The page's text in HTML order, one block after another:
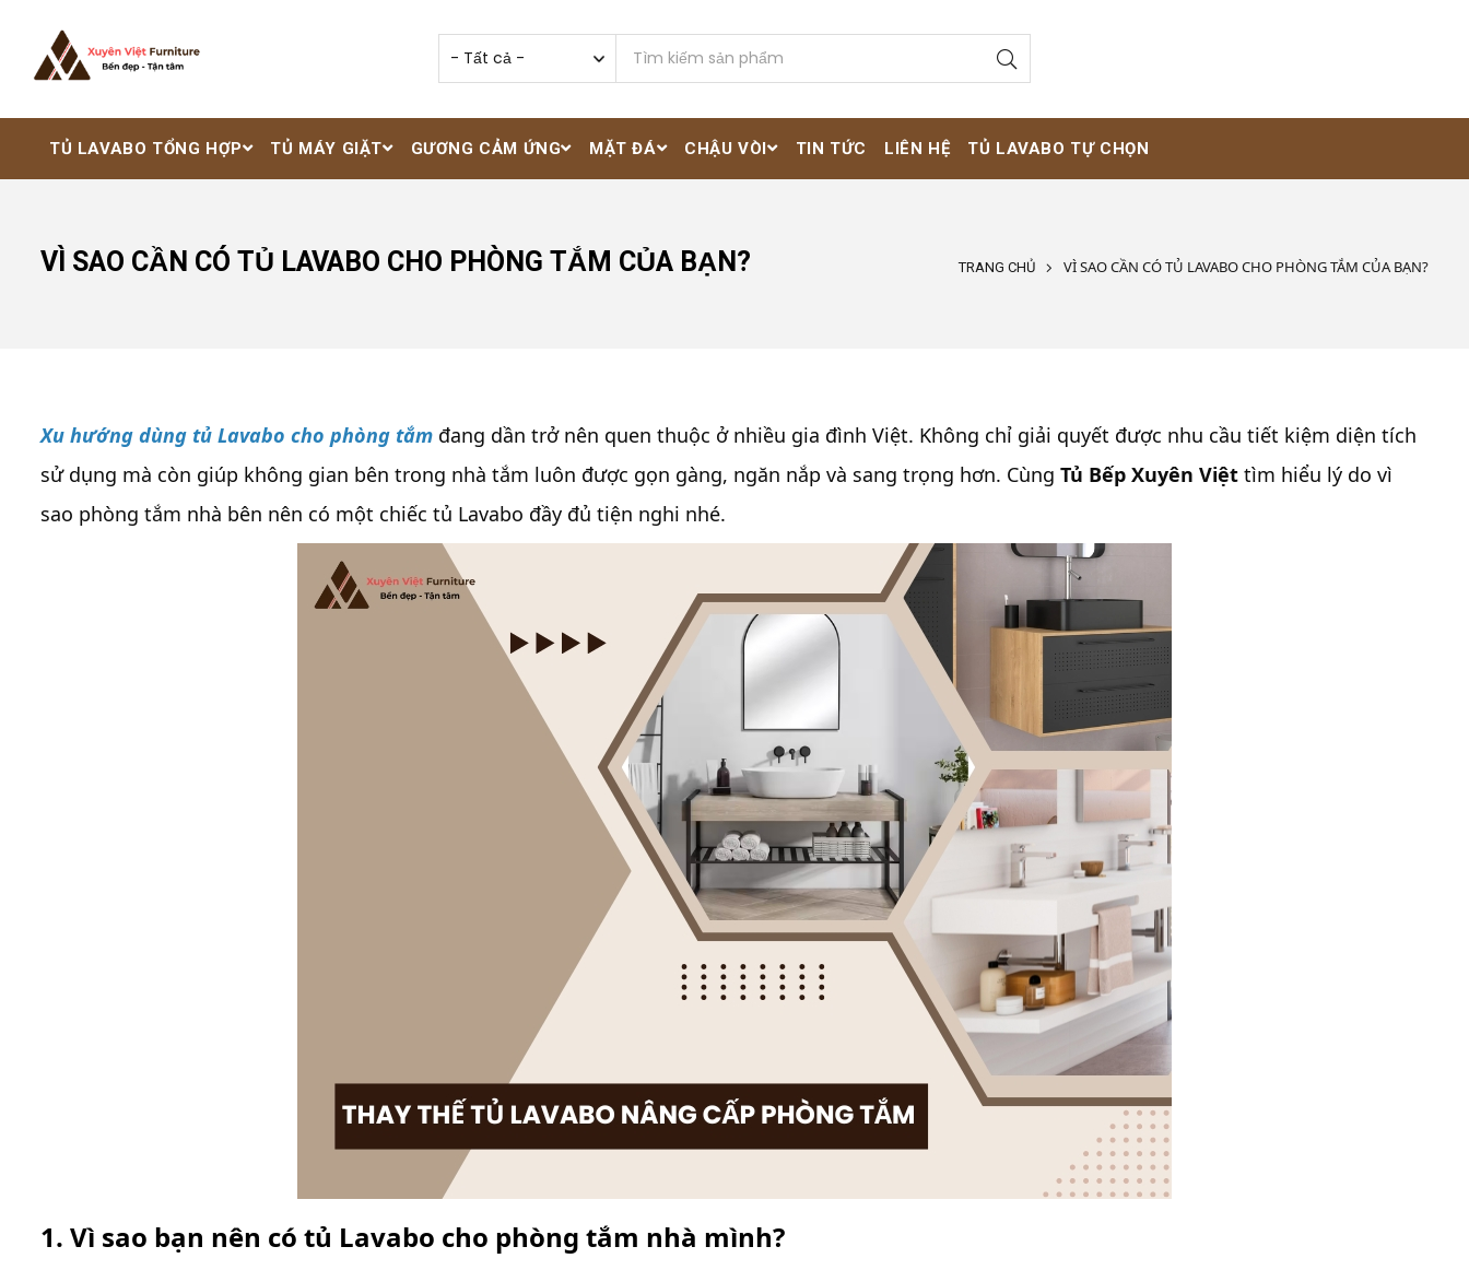
TỦ LAVABO TỔNG HỢP TỦ MÁY GIẶT GƯƠNG CẢM ỨNG MẶT ĐÁ CHẬU VÒI TIN TỨC LIÊN HỆ TỦ LAVABO TỰ CHỌN
VÌ SAO CẦN CÓ TỦ LAVABO CHO PHÒNG TẮM CỦA BẠN? TRANG CHỦ VÌ SAO CẦN CÓ TỦ LAVABO CHO PHÒNG TẮM CỦA BẠN?
Xu hướng dùng tủ Lavabo cho phòng tắm đang dần trở nên quen thuộc ở nhiều gia đình Việt. Không chỉ giải quyết được nhu cầu tiết kiệm diện tích
sử dụng mà còn giúp không gian bên trong nhà tắm luôn được gọn gàng, ngăn nắp và sang trọng hơn. Cùng Tủ Bếp Xuyên Việt tìm hiểu lý do vì
sao phòng tắm nhà bên nên có một chiếc tủ Lavabo đầy đủ tiện nghi nhé.
1. Vì sao bạn nên có tủ Lavabo cho phòng tắm nhà mình?